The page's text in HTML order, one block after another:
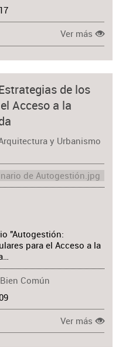
Ver más
de los
Acceso a la
y Urbanismo
"Autogestión:
para el Acceso a la
Común
Ver más